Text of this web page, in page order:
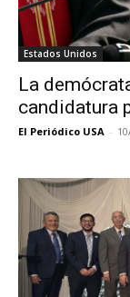
Estados Unidos
La
candidatura
El Periódico USA -